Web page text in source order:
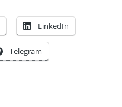
LinkedIn
Telegram